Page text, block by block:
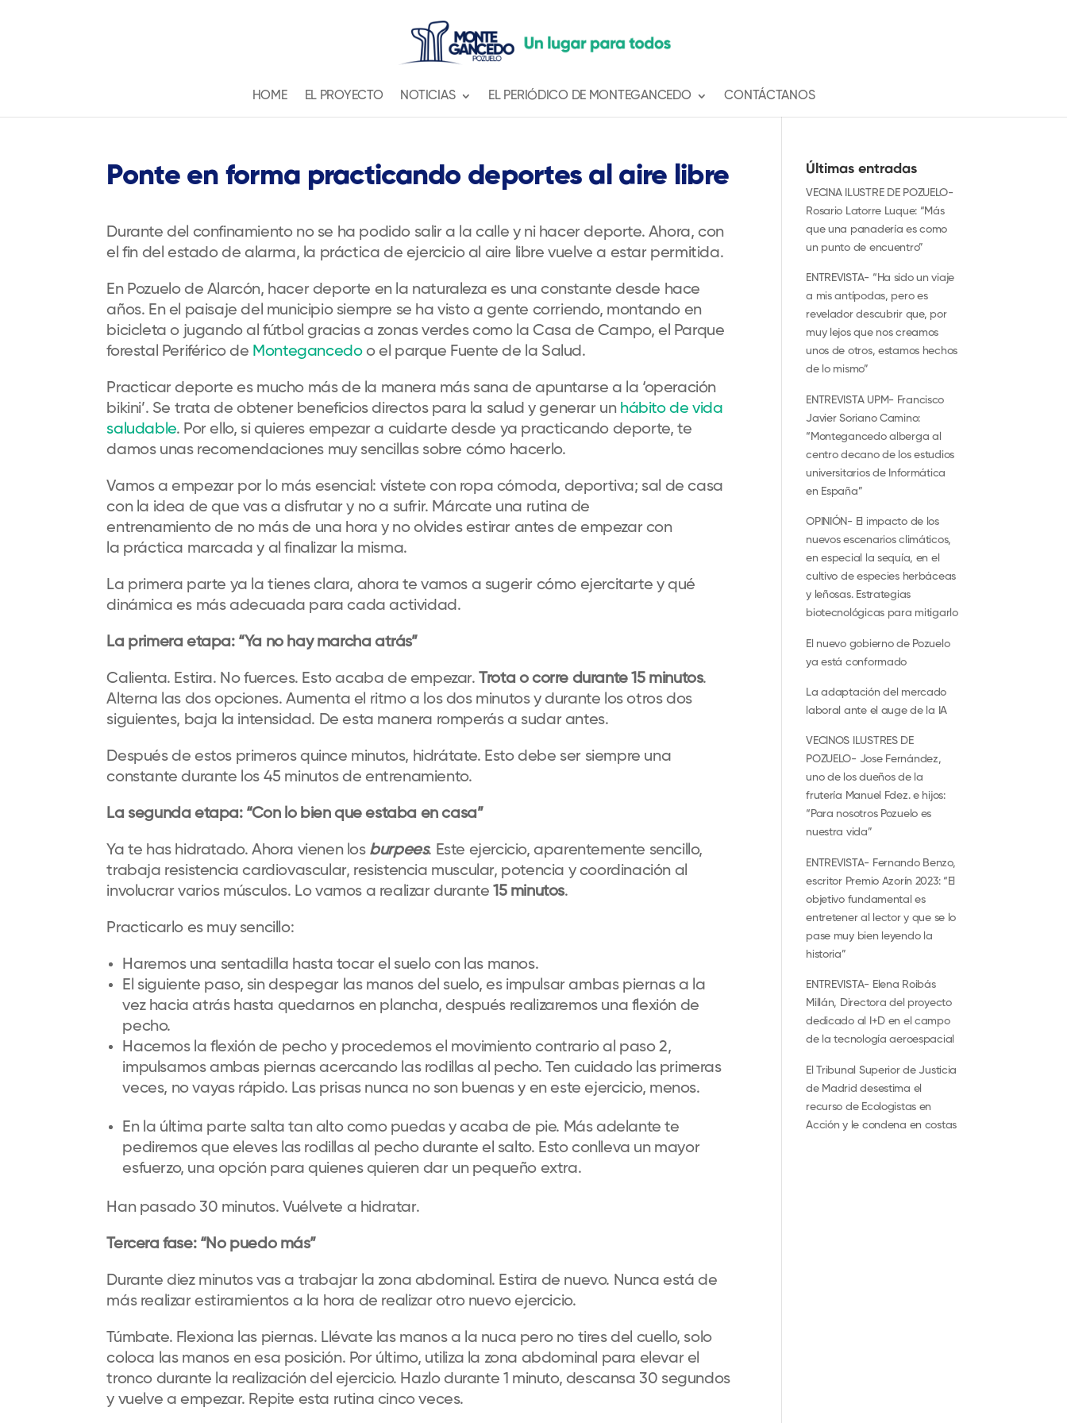
HOME EL PROYECTO NOTICIAS EL PERIÓDICO DE MONTEGANCEDO CONTÁCTANOS
Ponte en forma practicando deportes al aire libre
Durante del confinamientono se ha podido salir a la calle y ni hacerdeporte. Ahora, con
el fin del estado de alarma, la práctica de ejercicio al aire libre vuelve a estar permitida.
En Pozuelo de Alarcón, hacer deporte en la naturaleza es una constante desde hace
años. En el paisaje del municipio siempre se ha visto a gente corriendo, montando en
bicicleta o jugando al fútbol gracias a zonas verdes como la Casa de Campo,el Parque
forestal Periférico de Montegancedooel parque Fuente de la Salud.
Practicar deporte es mucho más de la manera más sana de apuntarse a la ‘operación
bikini’. Se trata deobtener beneficios directos para la salud y generar un hábito de vida
saludable. Por ello, si quieres empezar a cuidarte desde ya practicando deporte, te
damos unas recomendaciones muy sencillas sobre cómo hacerlo.
Vamos a empezar por lo más esencial: vístete con ropa cómoda, deportiva; sal de casa
con la idea deque vas a disfrutary no a sufrir. Márcate una rutina de
entrenamientode no más de una hora y no olvides estirar antes de empezar con
la práctica marcada y al finalizar la misma.
La primera parte ya la tienes clara, ahora tevamos a sugerir cómo ejercitarte y qué
dinámica es más adecuada para cada actividad.
La primera etapa: “Ya no hay marcha atrás”
Calienta. Estira. No fuerces. Esto acaba de empezar. Trota o corre durante 15 minutos.
Alterna las dos opciones. Aumenta el ritmo a los dosminutosy durante los otros dos
siguientes, baja la intensidad. De esta manera romperás a sudar antes.
Después de estos primeros quince minutos, hidrátate. Esto debe ser siempre una
constante durante los 45 minutos de entrenamiento.
La segunda etapa: “Con lo bienque estaba en casa”
Ya te has hidratado. Ahora vienenlos burpees. Este ejercicio, aparentemente sencillo,
trabaja resistencia cardiovascular, resistencia muscular, potencia y coordinación al
involucrarvarios músculos. Lo vamos a realizar durante15 minutos.
Practicarlo es muy sencillo:
Haremos una sentadilla hasta tocar el suelo con las manos.
El siguiente paso, sin despegar las manos del suelo, es impulsar ambas piernas a la
vez hacia atrás hasta quedarnos en plancha, después realizaremosuna flexión de
pecho.
Hacemosla flexión de pecho y procedemosel movimiento contrario al paso 2,
impulsamos ambas piernas acercando las rodillas al pecho. Ten cuidado las primeras
veces, no vayas rápido. Las prisas nunca no son buenasy en este ejercicio, menos.
En la última parte salta tan alto como puedas y acaba de pie. Más adelante te
pediremos que eleveslas rodillas al pecho durante el salto. Estoconlleva un mayor
esfuerzo, una opción para quienes quieren dar un pequeño extra.
Han pasado 30 minutos. Vuélvete a hidratar.
Tercera fase: “No puedo más”
Durante diez minutos vas a trabajar la zona abdominal. Estira de nuevo. Nunca está de
más realizar estiramientos a la hora de realizar otro nuevo ejercicio.
Túmbate. Flexiona las piernas. Llévate las manos a la nuca perono tires del cuello, solo
coloca las manos en esa posición. Por último, utiliza la zona abdominal para elevar el
tronco durante la realización del ejercicio. Hazlo durante 1 minuto, descansa 30 segundos
y vuelve a empezar. Repite esta rutina cinco veces.
Últimas entradas
VECINA ILUSTRE DE POZUELO-
Rosario Latorre Luque: “Más
que una panadería es como
un punto de encuentro”
ENTREVISTA- “Ha sido un viaje
a mis antípodas, pero es
revelador descubrir que, por
muy lejos que nos creamos
unos de otros, estamos hechos
de lo mismo”
ENTREVISTA UPM- Francisco
Javier Soriano Camino:
“Montegancedo alberga al
centro decano de los estudios
universitarios de Informática
en España”
OPINIÓN- El impacto de los
nuevos escenarios climáticos,
en especial la sequía, en el
cultivo de especies herbáceas
y leñosas. Estrategias
biotecnológicas para mitigarlo
El nuevo gobierno de Pozuelo
ya está conformado
La adaptación del mercado
laboral ante el auge de la IA
VECINOS ILUSTRES DE
POZUELO- Jose Fernández,
uno de los dueños de la
frutería Manuel Fdez. e hijos:
“Para nosotros Pozuelo es
nuestra vida”
ENTREVISTA- Fernando Benzo,
escritor Premio Azorín 2023: “El
objetivo fundamental es
entretener al lector y que se lo
pase muy bien leyendo la
historia”
ENTREVISTA- Elena Roibás
Millán, Directora del proyecto
dedicado al I+D en el campo
de la tecnología aeroespacial
El Tribunal Superior de Justicia
de Madrid desestima el
recurso de Ecologistas en
Acción y le condena en costas